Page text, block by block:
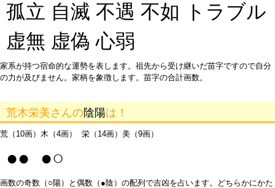
孤立 自滅 不遇 不如 トラブル
虚無 虚偽 心弱
家系が持つ宿命的な運勢を表します。祖先から受け継いだ苗字ですので自分
の力が及びません。家柄を象徴します。苗字の合計画数。
荒木栄美さんの陰陽は！
荒（10画）木（4画） 栄（14画）美（9画）
●● ●○
画数の奇数（○陽）と偶数（●陰）の配列で吉凶を占います。どちらかにかた